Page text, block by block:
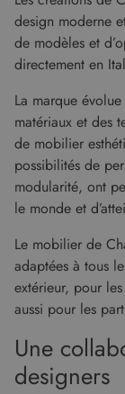
design moderne
de modèles et
directement en
La marque
matériaux et des
de mobilier
possibilités de
modularité, ont
le monde et
Le mobilier de
adaptées à tous
extérieur, pour
aussi pour les
Une
designers